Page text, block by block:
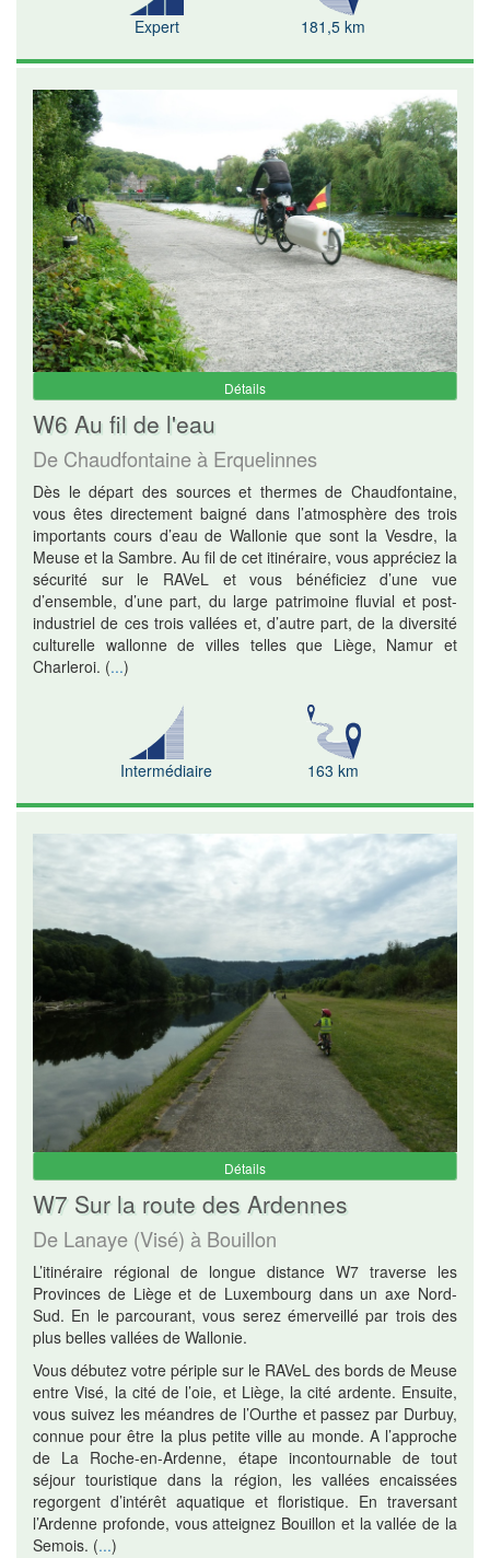
Expert 181,5 km
Détails
W6 Au fil de l'eau
De Chaudfontaine à Erquelinnes
Dès le départ des sources et thermes de Chaudfontaine,
vous êtes directement baigné dans l’atmosphère des trois
importants cours d’eau de Wallonie que sont la Vesdre, la
Meuse et la Sambre. Au fil de cet itinéraire, vous appréciez la
sécurité sur le RAVeL et vous bénéficiez d’une vue
d’ensemble, d’une part, du large patrimoine fluvial et post-
industriel de ces trois vallées et, d’autre part, de la diversité
culturelle wallonne de villes telles que Liège, Namur et
Charleroi. (...)
Intermédiaire 163 km
Détails
W7 Sur la route des Ardennes
De Lanaye (Visé) à Bouillon
L’itinéraire régional de longue distance W7 traverse les
Provinces de Liège et de Luxembourg dans un axe Nord-
Sud. En le parcourant, vous serez émerveillé par trois des
plus belles vallées de Wallonie.
Vous débutez votre périple sur le RAVeL des bords de Meuse
entre Visé, la cité de l’oie, et Liège, la cité ardente. Ensuite,
vous suivez les méandres de l’Ourthe et passez par Durbuy,
connue pour être la plus petite ville au monde. A l’approche
de La Roche-en-Ardenne, étape incontournable de tout
séjour touristique dans la région, les vallées encaissées
regorgent d’intérêt aquatique et floristique. En traversant
l’Ardenne profonde, vous atteignez Bouillon et la vallée de la
Semois. (...)